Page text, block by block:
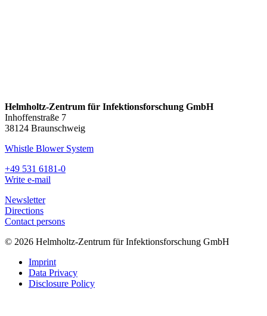
Helmholtz-Zentrum für Infektionsforschung GmbH
Inhoffenstraße 7
38124 Braunschweig
Whistle Blower System
+49 531 6181-0
Write e-mail
Newsletter
Directions
Contact persons
© 2026 Helmholtz-Zentrum für Infektionsforschung GmbH
Imprint
Data Privacy
Disclosure Policy